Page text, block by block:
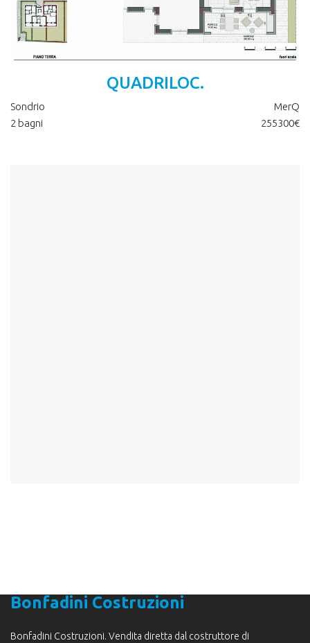
QUADRILOC.
Sondrio
2 bagni
MerQ
255300€
Bonfadini Costruzioni
Bonfadini Costruzioni. Vendita diretta dal costruttore di